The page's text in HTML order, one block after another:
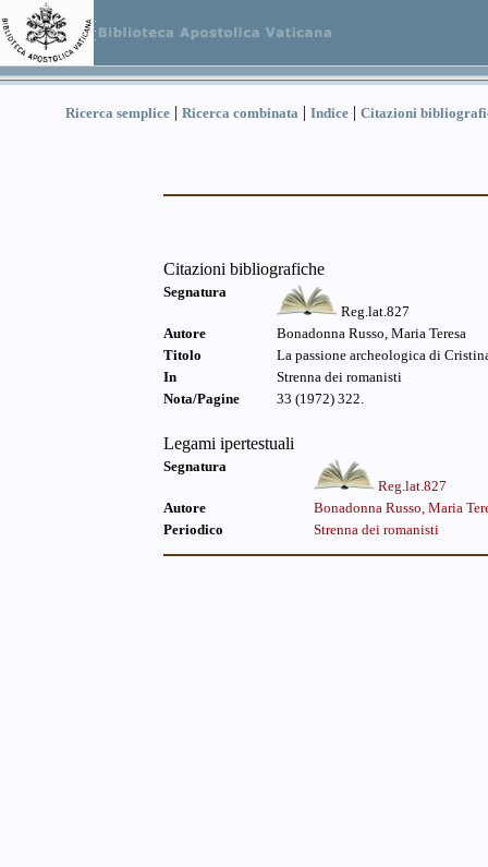
Ricerca semplice | Ricerca combinata | Indice | Citazioni
Citazioni bibliografiche
Segnatura
Reg.lat.827
Autore
Bonadonna Russo, Maria Teresa
Titolo
La passione archeologica di
In
Strenna dei romanisti
Nota/Pagine
33 (1972) 322.
Legami ipertestuali
Segnatura
Reg.lat.827
Autore
Bonadonna Russo, Maria
Periodico
Strenna dei romanisti